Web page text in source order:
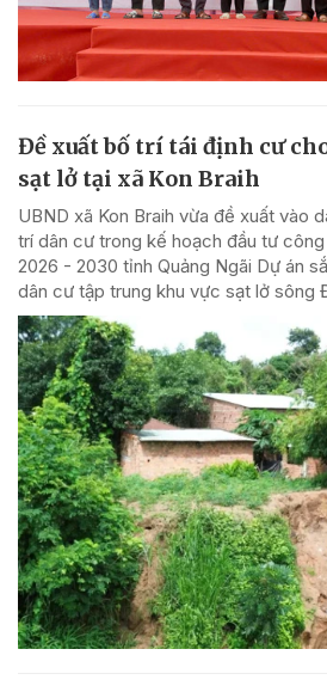
Đề xuất bố trí tái định cư
sạt lở tại xã Kon Braih
UBND xã Kon Braih vừa đề xuất vào
trí dân cư trong kế hoạch đầu tư công
2026 - 2030 tỉnh Quảng Ngãi Dự án
dân cư tập trung khu vực sạt lở sông